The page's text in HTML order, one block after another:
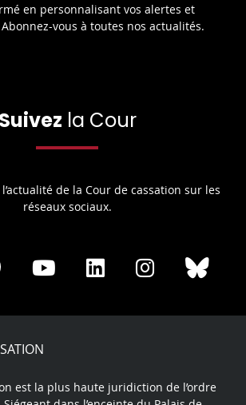
en personnalisant vos alertes et
vous à toutes nos actualités.
Suivez la Cour
de la Cour de cassation sur les
réseaux sociaux.
Share
Youtube
Share
LinkedIn
Share
Instagram
est la plus haute juridiction de l’ordre